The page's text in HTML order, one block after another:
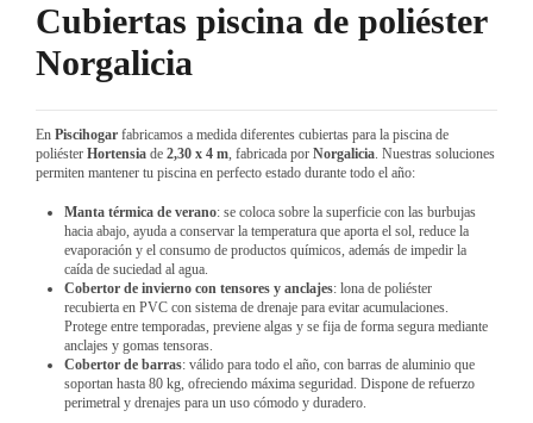
Cubiertas piscina de poliéster
Norgalicia
En Piscihogar fabricamos a medida diferentes cubiertas para la piscina de
poliéster Hortensia de 2,30 x 4 m, fabricada por Norgalicia. Nuestras soluciones
permiten mantener tu piscina en perfecto estado durante todo el año:
Manta térmica de verano: se coloca sobre la superficie con las burbujas
hacia abajo, ayuda a conservar la temperatura que aporta el sol, reduce la
evaporación y el consumo de productos químicos, además de impedir la
caída de suciedad al agua.
Cobertor de invierno con tensores y anclajes: lona de poliéster
recubierta en PVC con sistema de drenaje para evitar acumulaciones.
Protege entre temporadas, previene algas y se fija de forma segura mediante
anclajes y gomas tensoras.
Cobertor de barras: válido para todo el año, con barras de aluminio que
soportan hasta 80 kg, ofreciendo máxima seguridad. Dispone de refuerzo
perimetral y drenajes para un uso cómodo y duradero.